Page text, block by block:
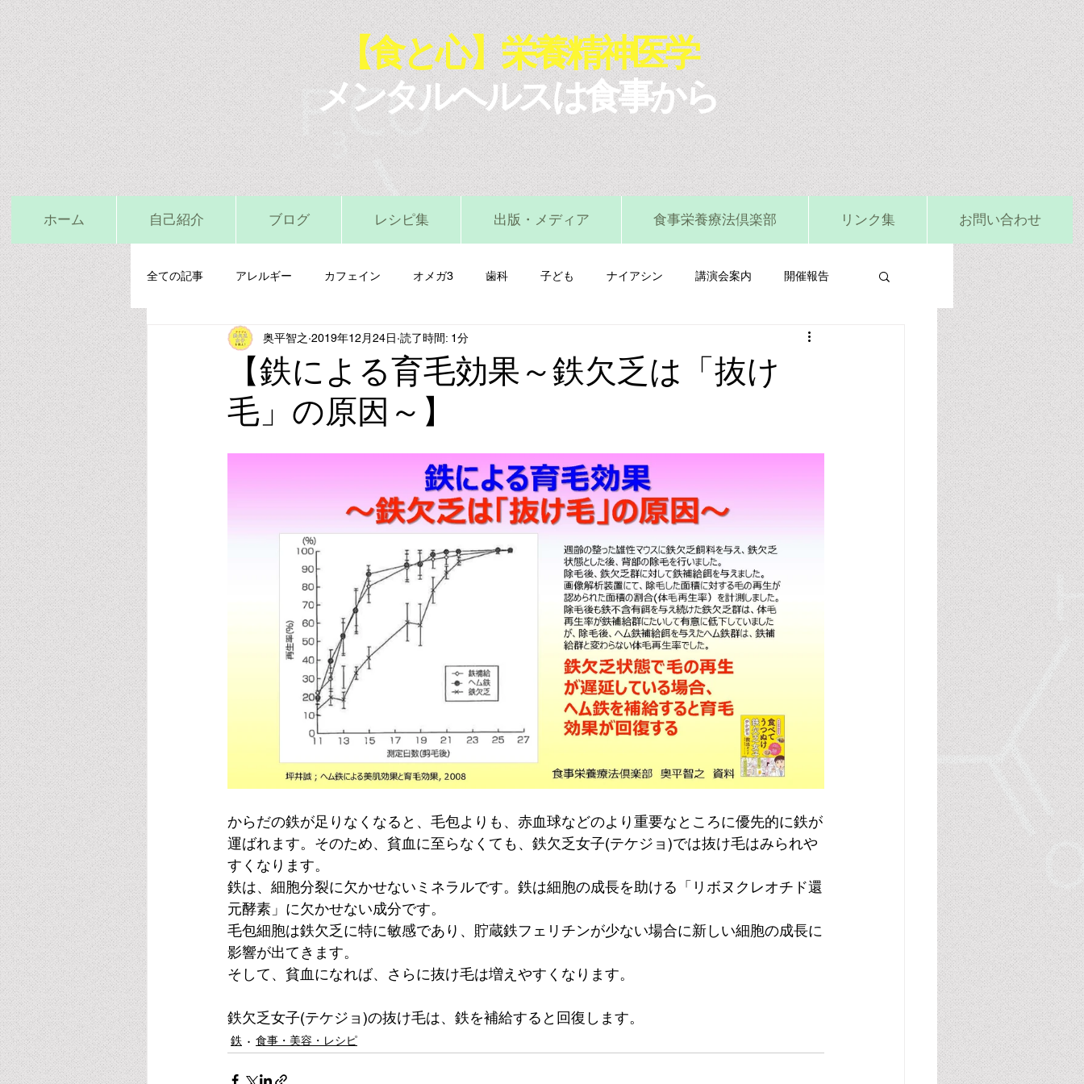
【食と心】栄養精神医学
メンタルヘルスは食事から
ホーム 自己紹介 ブログ レシピ集 出版・メディア 食事栄養療法倶楽部 リンク集 お問い合わせ
全ての記事 アレルギー カフェイン オメガ3 歯科 子ども ナイアシン 講演会案内 開催報告
栄養精神医学 鉄 亜鉛 マグネシウム
ビタミンE オキシトシン 血液栄養解析
心理学 血糖・副腎疲労 コレステロール・胆汁酸
葉酸・メチレーション アルコール
【鉄による育毛効果～鉄欠乏は「抜け
毛」の原因～】
奥平智之 2019年12月24日 読了時間: 1分
からだの鉄が足りなくなると、毛包よりも、赤血球などのより重要なところに優先的に鉄が
運ばれます。そのため、貧血に至らなくても、鉄欠乏女子(テケジョ)では抜け毛はみられや
すくなります。
鉄は、細胞分裂に欠かせないミネラルです。鉄は細胞の成長を助ける「リボヌクレオチド還
元酵素」に欠かせない成分です。
毛包細胞は鉄欠乏に特に敏感であり、貯蔵鉄フェリチンが少ない場合に新しい細胞の成長に
影響が出てきます。
そして、貧血になれば、さらに抜け毛は増えやすくなります。
鉄欠乏女子(テケジョ)の抜け毛は、鉄を補給すると回復します。
鉄 食事・美容・レシピ